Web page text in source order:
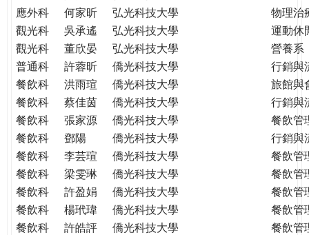
應外科
何家昕 弘光科技大學
物理治
觀光科
吳承遙 弘光科技大學
運動休
觀光科
董欣晏 弘光科技大學
營養系
普通科
許蓉昕 僑光科技大學
行銷與
餐飲科
洪雨瑄 僑光科技大學
旅館與
餐飲科
蔡佳茵 僑光科技大學
行銷與
餐飲科
張家源 僑光科技大學
餐飲管
餐飲科
鄧陽 僑光科技大學
行銷與
餐飲科
李芸瑄 僑光科技大學
餐飲管
餐飲科
梁雯琳 僑光科技大學
餐飲管
餐飲科
許盈娟 僑光科技大學
餐飲管
餐飲科
楊玳瑋 僑光科技大學
餐飲管
餐飲科
許皓評 僑光科技大學
餐飲管